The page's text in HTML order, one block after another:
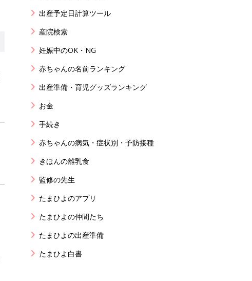
出産予定日計算ツール
産院検索
妊娠中のOK・NG
赤ちゃんの名前ランキング
出産準備・育児グッズランキング
お金
手続き
赤ちゃんの病気・症状別・予防接種
きほんの離乳食
監修の先生
たまひよのアプリ
たまひよの仲間たち
たまひよの出産準備
たまひよ白書